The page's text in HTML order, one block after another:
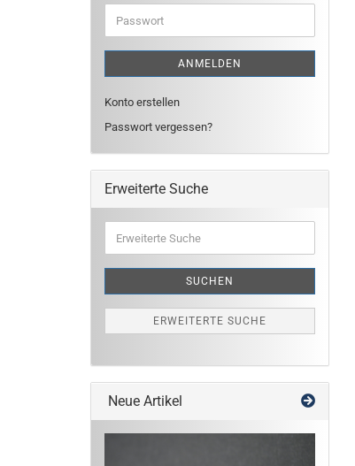
Adresse
Passwort
ANMELDEN
Konto erstellen
Passwort vergessen?
Erweiterte Suche
Suche
SUCHEN
ERWEITERTE SUCHE
Neue Artikel